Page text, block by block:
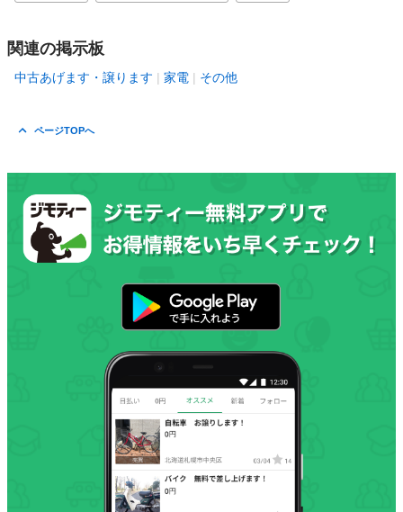
関連の掲示板
中古あげます・譲ります 家電 その他
ページTOPへ